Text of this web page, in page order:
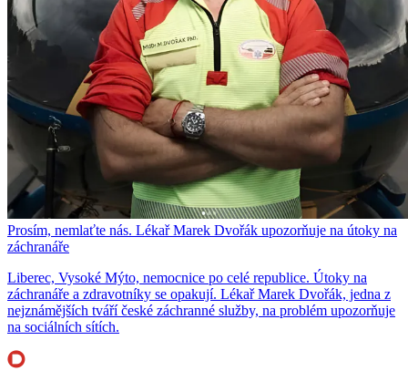
Prosím, nemlaťte nás. Lékař Marek Dvořák upozorňuje na útoky na
záchranáře
Liberec, Vysoké Mýto, nemocnice po celé republice. Útoky na
záchranáře a zdravotníky se opakují. Lékař Marek Dvořák, jedna z
nejznámějších tváří české záchranné služby, na problém upozorňuje
na sociálních sítích.